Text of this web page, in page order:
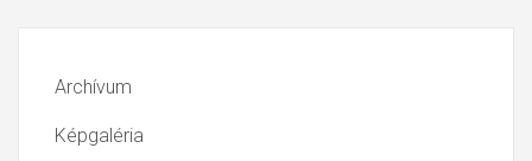
Archívum
Képgaléria